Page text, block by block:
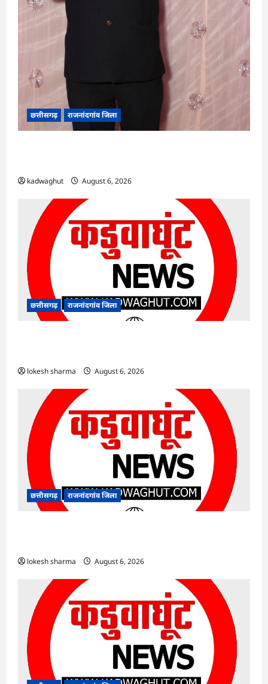
छत्तीसगढ़ राजनांदगांव जिला
kadwaghut August 6, 2026
छत्तीसगढ़ राजनांदगांव जिला
lokesh sharma August 6, 2026
छत्तीसगढ़ राजनांदगांव जिला
lokesh sharma August 6, 2026